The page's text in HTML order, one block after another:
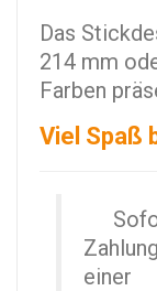
Das
214 mm
Farben
Viel Spaß
einer